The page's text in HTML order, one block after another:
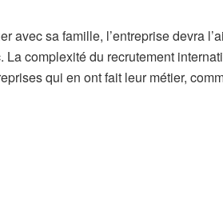
avec sa famille, l’entreprise devra
complexité du recrutement
qui en ont fait leur métier,